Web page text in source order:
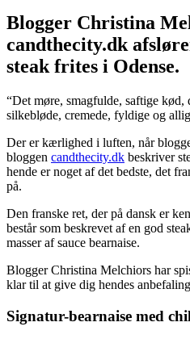
Blogger Christina
candthecity.dk
steak frites i Odense.
“Det møre, smagfulde, saftige kød,
silkebløde, cremede, fyldige og
Der er kærlighed i luften, når
bloggen candthecity.dk beskriver
hende er noget af det bedste, det
på.
Den franske ret, der på dansk er
består som beskrevet af en god
masser af sauce bearnaise.
Blogger Christina Melchiors har
klar til at give dig hendes
Signatur-bearnaise med